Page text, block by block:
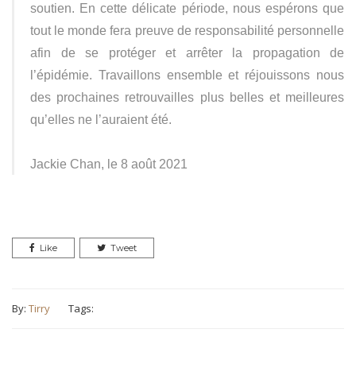
soutien. En cette délicate période, nous espérons que
tout le monde fera preuve de responsabilité personnelle
afin de se protéger et arrêter la propagation de
l’épidémie. Travaillons ensemble et réjouissons nous
des prochaines retrouvailles plus belles et meilleures
qu’elles ne l’auraient été.
Jackie Chan, le 8 août 2021
Like Tweet
By: Tirry Tags: